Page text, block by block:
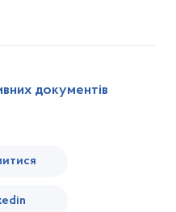
документів